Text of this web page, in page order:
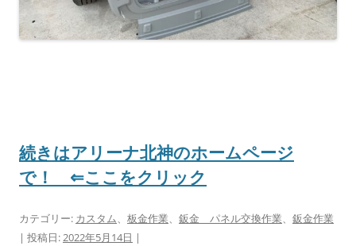
続きはアリーナ北神のホームページ
で！ ⇐ここをクリック
カテゴリー: カスタム、 板金作業、 鈑金 パネル交換作業、 鈑金作業
| 投稿日:2022年5月14日 |